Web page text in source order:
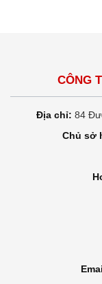
CÔNG
Địa chỉ: 84
Chủ sở